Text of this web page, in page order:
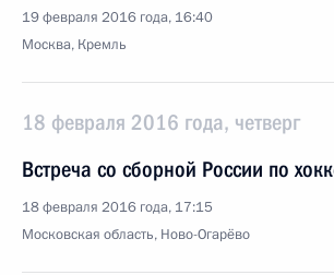
19 февраля 2016 года, 16:40
Москва, Кремль
18 февраля 2016 года, четверг
Встреча со сборной России по
18 февраля 2016 года, 17:15
Московская область, Ново-Огарёво